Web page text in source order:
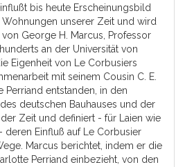
bis heute Erscheinungsbild
unserer Zeit und wird
George H. Marcus, Professor
an der Universität von
Eigenheit von Le Corbusiers
mit seinem Cousin C. E.
Perriand entstanden, in den
deutschen Bauhauses und der
Zeit und definiert - für Laien wie
deren Einfluß auf Le Corbusier
Marcus berichtet, indem er die
Perriand einbezieht, von den